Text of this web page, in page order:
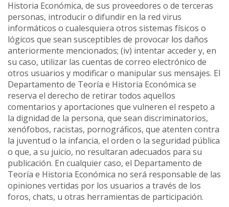
Historia Económica, de sus proveedores o de terceras
personas, introducir o difundir en la red virus
informáticos o cualesquiera otros sistemas físicos o
lógicos que sean susceptibles de provocar los daños
anteriormente mencionados; (iv) intentar acceder y, en
su caso, utilizar las cuentas de correo electrónico de
otros usuarios y modificar o manipular sus mensajes. El
Departamento de Teoría e Historia Económica se
reserva el derecho de retirar todos aquellos
comentarios y aportaciones que vulneren el respeto a
la dignidad de la persona, que sean discriminatorios,
xenófobos, racistas, pornográficos, que atenten contra
la juventud o la infancia, el orden o la seguridad pública
o que, a su juicio, no resultaran adecuados para su
publicación. En cualquier caso, el Departamento de
Teoría e Historia Económica no será responsable de las
opiniones vertidas por los usuarios a través de los
foros, chats, u otras herramientas de participación.